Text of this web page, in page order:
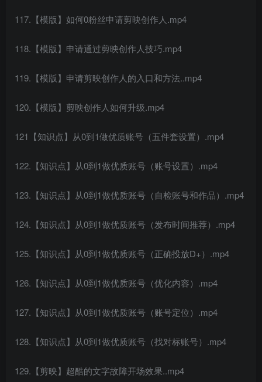
117.【模版】如何0粉丝申请剪映创作人.mp4
118.【模版】申请通过剪映创作人技巧.mp4
119.【模版】申请剪映创作人的入口和方法..mp4
120.【模版】剪映创作人如何升级.mp4
121【知识点】从0到1做优质账号（五件套设置）.mp4
122.【知识点】从0到1做优质账号（账号设置）.mp4
123.【知识点】从0到1做优质账号（自检账号和作品）.mp4
124.【知识点】从0到1做优质账号（发布时间推荐）.mp4
125.【知识点】从0到1做优质账号（正确投放D+）.mp4
126.【知识点】从0到1做优质账号（优化内容）.mp4
127.【知识点】从0到1做优质账号（账号定位）.mp4
128.【知识点】从0到1做优质账号（找对标账号）.mp4
129.【剪映】超酷的文字故障开场效果..mp4